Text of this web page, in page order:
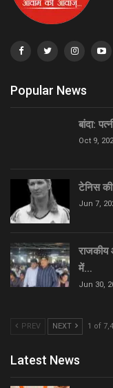
Popular News
बांदा:
Oct 9,
टेनिस
Jun 7,
राजकीय
में…
Jun 30,
PREV NEXT 1 of
Latest News